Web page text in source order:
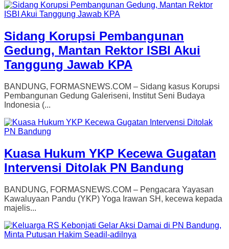
Sidang Korupsi Pembangunan
Gedung, Mantan Rektor ISBI Akui
Tanggung Jawab KPA
BANDUNG, FORMASNEWS.COM – Sidang kasus Korupsi
Pembangunan Gedung Galeriseni, Institut Seni Budaya
Indonesia (...
Kuasa Hukum YKP Kecewa Gugatan
Intervensi Ditolak PN Bandung
BANDUNG, FORMASNEWS.COM – Pengacara Yayasan
Kawaluyaan Pandu (YKP) Yoga Irawan SH, kecewa kepada
majelis...